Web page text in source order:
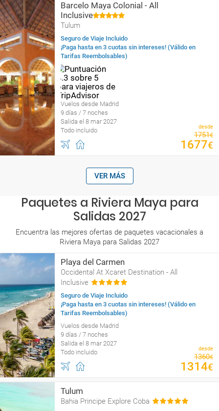
Barcelo Maya Colonial - All
Inclusive
Tulum
Seguro de Viaje Incluido
¡Paga hasta en 3 cuotas sin intereses! (Válido en
Tarifas Reembolsables)
Vuelos desde Madrid
9 días / 7 noches
Salida el 8 mar 2027
Todo incluido
desde
1751€
1677€
VER MÁS
Paquetes a Riviera Maya para
Salidas 2027
Encuentra las mejores ofertas de paquetes vacacionales a
Riviera Maya para Salidas 2027
Playa del Carmen
Occidental At Xcaret Destination - All
Inclusive
Seguro de Viaje Incluido
¡Paga hasta en 3 cuotas sin intereses! (Válido en
Tarifas Reembolsables)
Vuelos desde Madrid
9 días / 7 noches
Salida el 8 mar 2027
Todo incluido
desde
1360€
1314€
Tulum
Bahia Principe Explore Coba